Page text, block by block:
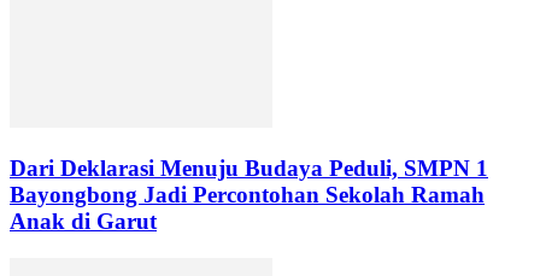
Dari Deklarasi Menuju Budaya Peduli, SMPN 1
Bayongbong Jadi Percontohan Sekolah Ramah
Anak di Garut